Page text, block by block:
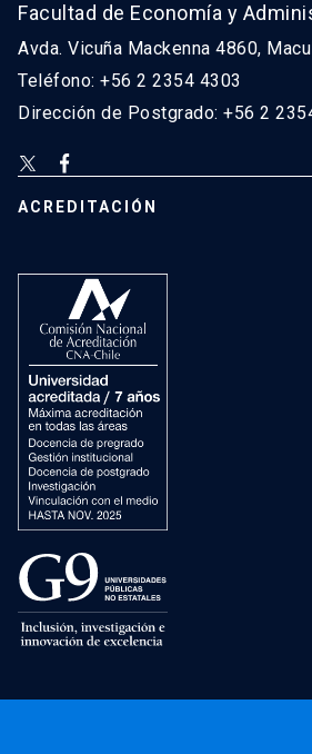
Facultad de Economía y
Avda. Vicuña Mackenna 4860,
Teléfono: +56 2 2354 4303
Dirección de Postgrado: +56 2
ACREDITACIÓN